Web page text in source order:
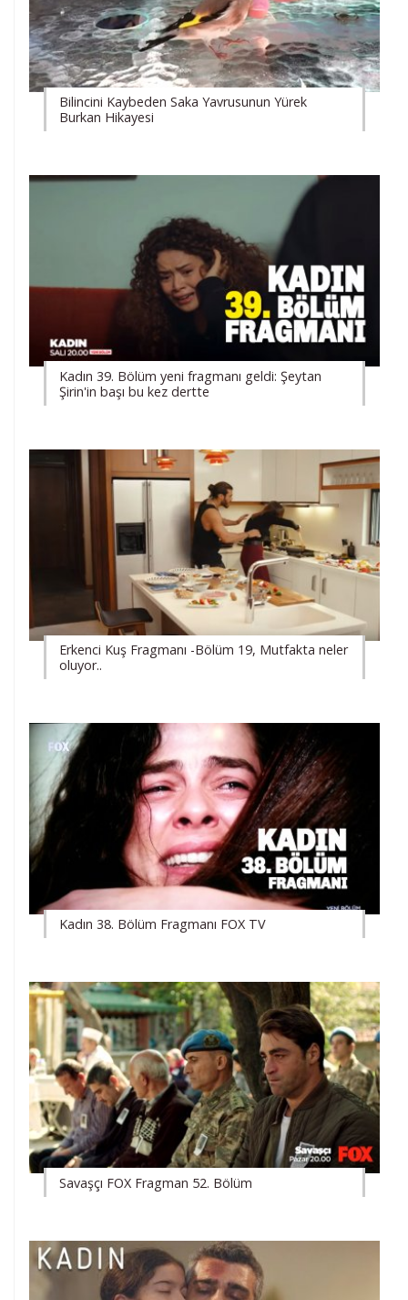
Bilincini Kaybeden Saka Yavrusunun Yürek
Burkan Hikayesi
Kadın 39. Bölüm yeni fragmanı geldi: Şeytan
Şirin'in başı bu kez dertte
Erkenci Kuş Fragmanı -Bölüm 19, Mutfakta neler
oluyor..
Kadın 38. Bölüm Fragmanı FOX TV
Savaşçı FOX Fragman 52. Bölüm